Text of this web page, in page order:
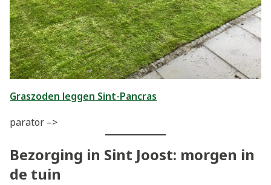
Graszoden leggen Sint-Pancras
parator –>
Bezorging in Sint Joost: morgen in
de tuin